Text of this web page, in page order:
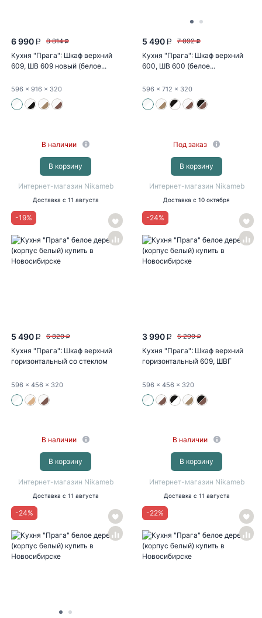
6 990 P 8 814 P
Кухня "Прага": Шкаф верхний
609, ШВ 609 новый (белое...
596 x 916 x 320
В наличии
В корзину
Интернет-магазин Nikameb
Доставка с 11 августа
5 490 P 7 092 P
Кухня "Прага": Шкаф верхний
600, ШВ 600 (белое...
596 x 712 x 320
Под заказ
В корзину
Интернет-магазин Nikameb
Доставка с 10 октября
-19%
5 490 P 6 820 P
Кухня "Прага": Шкаф верхний
горизонтальный со стеклом
596 x 456 x 320
В наличии
В корзину
Интернет-магазин Nikameb
Доставка с 11 августа
-24%
3 990 P 5 290 P
Кухня "Прага": Шкаф верхний
горизонтальный 609, ШВГ
596 x 456 x 320
В наличии
В корзину
Интернет-магазин Nikameb
Доставка с 11 августа
-24% -22%